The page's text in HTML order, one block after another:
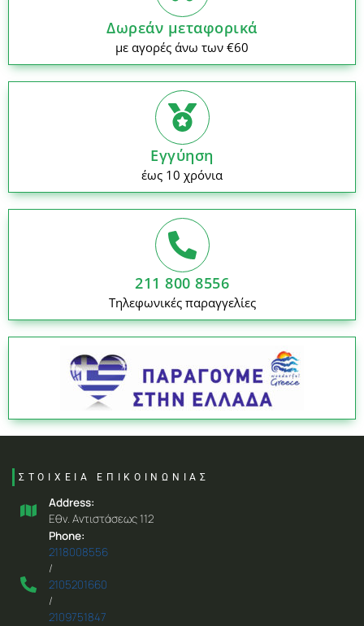
Δωρεάν μεταφορικά
με αγορές άνω των €60
Εγγύηση
έως 10 χρόνια
211 800 8556
Τηλεφωνικές παραγγελίες
ΣΤΟΙΧΕΙΑ ΕΠΙΚΟΙΝΩΝΙΑΣ
Address:
Eθν. Aντιστάσεως 112
Phone:
2118008556
/
2105201660
/
2109751847